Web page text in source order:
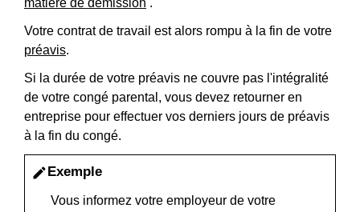
Votre contrat de travail est alors rompu à la fin de votre
préavis.
Si la durée de votre préavis ne couvre pas l'intégralité
de votre congé parental, vous devez retourner en
entreprise pour effectuer vos derniers jours de préavis
à la fin du congé.
edit Exemple
Vous informez votre employeur de votre